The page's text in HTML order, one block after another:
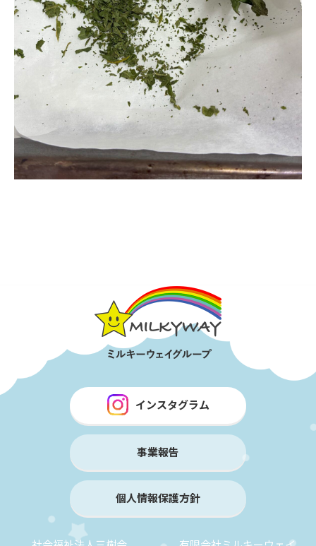
インスタグラム
事業報告
個人情報保護方針